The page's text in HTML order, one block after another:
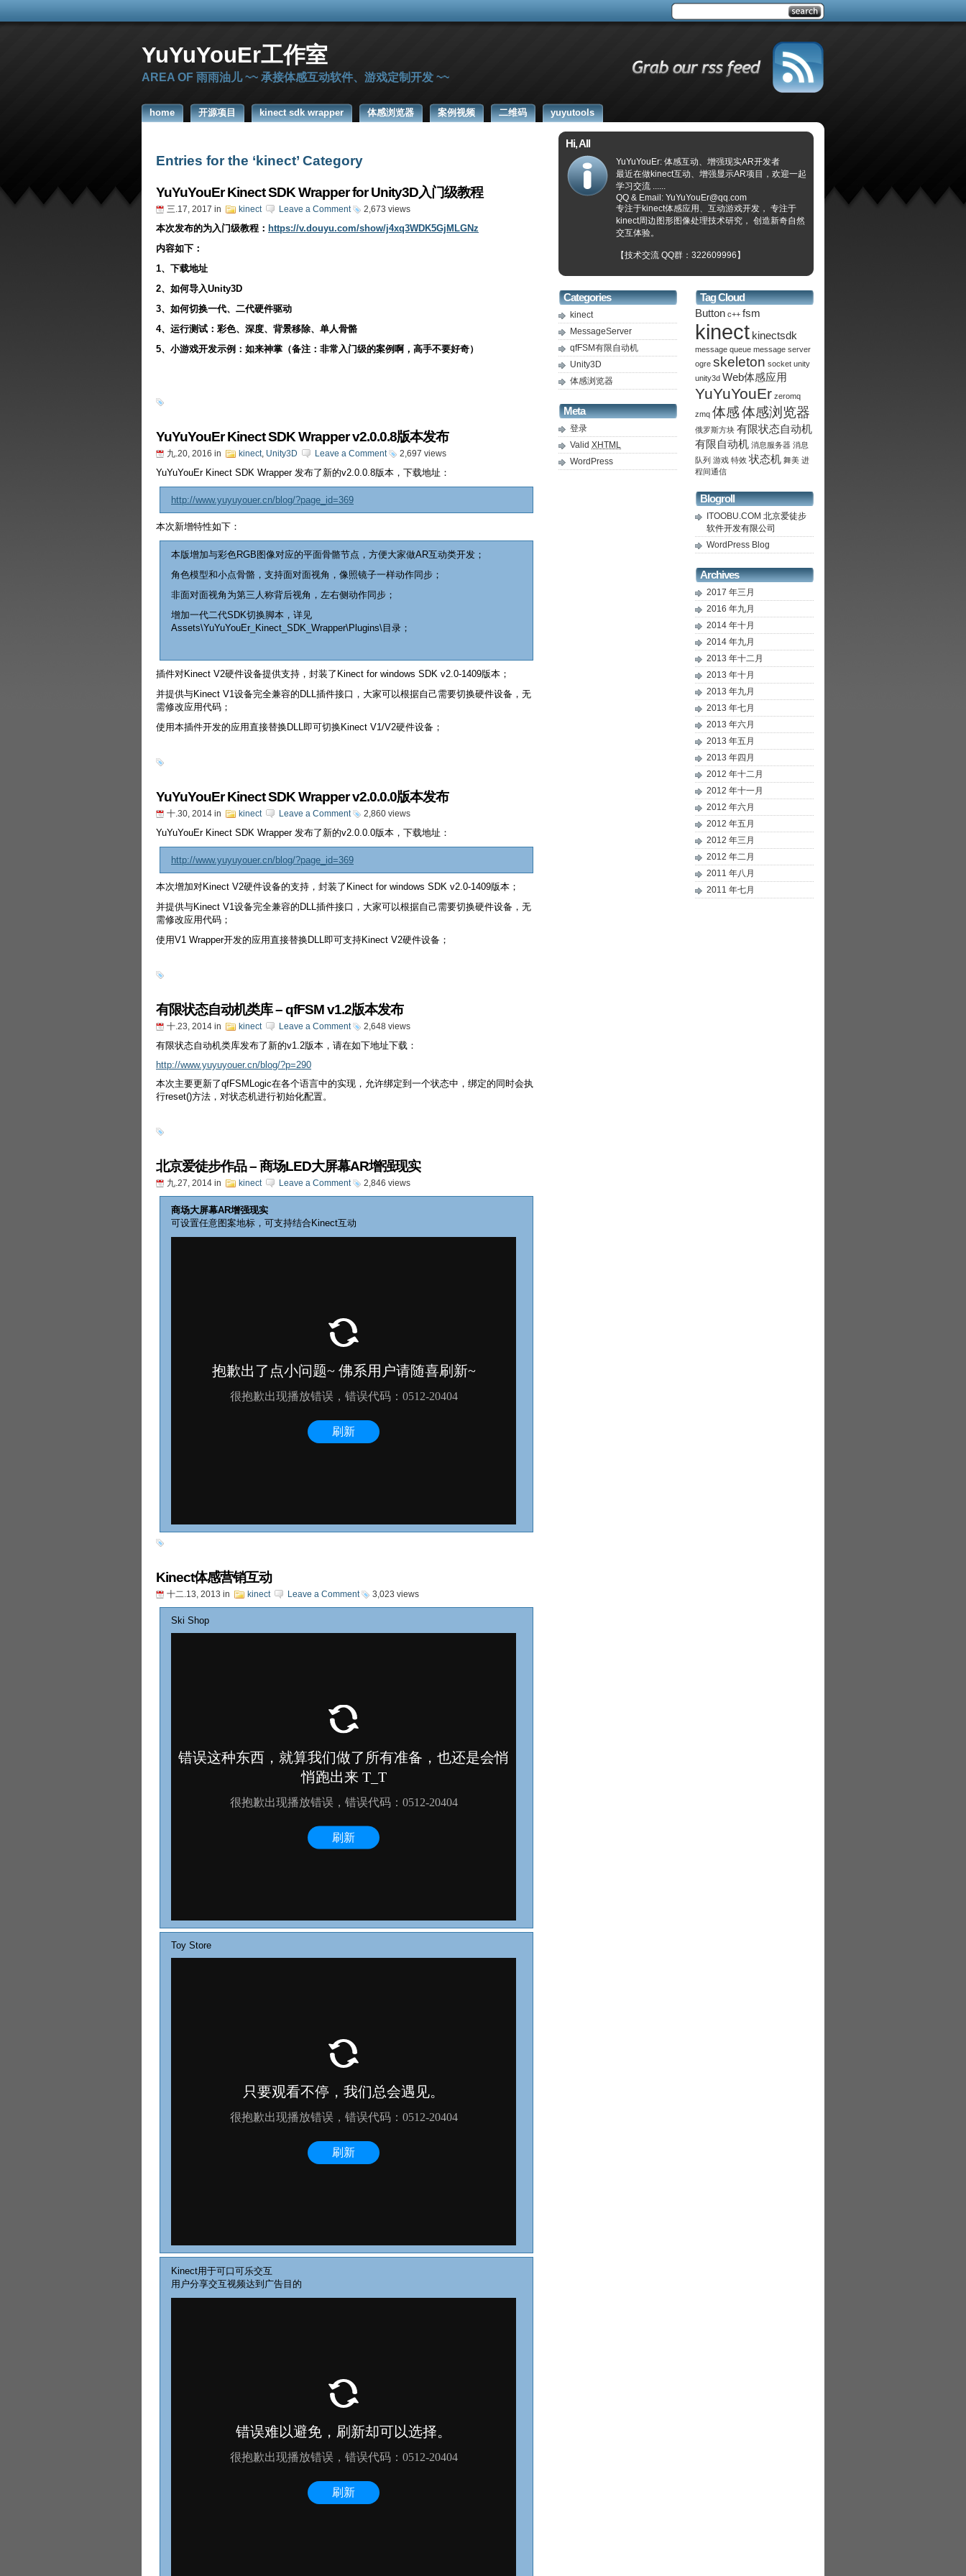
YuYuYouEr工作室
AREA OF 雨雨油儿 ~~ 承接体感互动软件、游戏定制开发 ~~
home 开源项目 kinect sdk wrapper 体感浏览器 案例视频 二维码 yuyutools
Entries for the ‘kinect’ Category
YuYuYouEr Kinect SDK Wrapper for Unity3D入门级教程
三.17, 2017 in kinect Leave a Comment 2,673 views
本次发布的为入门级教程 ： https://v.douyu.com/show/j4xq3WDK5GjMLGNz
内容如下：
1、下载地址
2、如何导入Unity3D
3、如何切换一代、二代硬件驱动
4、运行测试：彩色、深度、背景移除、单人骨骼
5、小游戏开发示例：如来神掌（备注：非常入门级的案例啊，高手不要好奇）
YuYuYouEr Kinect SDK Wrapper v2.0.0.8版本发布
九.20, 2016 in kinect, Unity3D Leave a Comment 2,697 views
YuYuYouEr Kinect SDK Wrapper 发布了新的v2.0.0.8版本，下载地址：
http://www.yuyuyouer.cn/blog/?page_id=369
本次新增特性如下：
本版增加与彩色RGB图像对应的平面骨骼节点，方便大家做AR互动类开发；
角色模型和小点骨骼，支持面对面视角，像照镜子一样动作同步；
非面对面视角为第三人称背后视角，左右侧动作同步；
增加一代二代SDK切换脚本，详见
Assets\YuYuYouEr_Kinect_SDK_Wrapper\Plugins\目录；
插件对Kinect V2硬件设备提供支持，封装了Kinect for windows SDK v2.0-1409版本；
并提供与Kinect V1设备完全兼容的DLL插件接口，大家可以根据自己需要切换硬件设备，无
需修改应用代码；
使用本插件开发的应用直接替换DLL即可切换Kinect V1/V2硬件设备；
YuYuYouEr Kinect SDK Wrapper v2.0.0.0版本发布
十.30, 2014 in kinect Leave a Comment 2,860 views
YuYuYouEr Kinect SDK Wrapper 发布了新的v2.0.0.0版本，下载地址：
http://www.yuyuyouer.cn/blog/?page_id=369
本次增加对Kinect V2硬件设备的支持，封装了Kinect for windows SDK v2.0-1409版本；
并提供与Kinect V1设备完全兼容的DLL插件接口，大家可以根据自己需要切换硬件设备，无
需修改应用代码；
使用V1 Wrapper开发的应用直接替换DLL即可支持Kinect V2硬件设备；
有限状态自动机类库 – qfFSM v1.2版本发布
十.23, 2014 in kinect Leave a Comment 2,648 views
有限状态自动机类库发布了新的v1.2版本，请在如下地址下载：
http://www.yuyuyouer.cn/blog/?p=290
本次主要更新了qfFSMLogic在各个语言中的实现，允许绑定到一个状态中，绑定的同时会执
行reset()方法，对状态机进行初始化配置。
北京爱徒步作品 – 商场LED大屏幕AR增强现实
九.27, 2014 in kinect Leave a Comment 2,846 views
商场大屏幕AR增强现实
可设置任意图案地标，可支持结合Kinect互动
Kinect体感营销互动
十二.13, 2013 in kinect Leave a Comment 3,023 views
Ski Shop
Toy Store
Kinect用于可口可乐交互
用户分享交互视频达到广告目的
Hi, All
YuYuYouEr: 体感互动、增强现实AR开发者
最近在做kinect互动、增强显示AR项目，欢迎一起
学习交流 ......
QQ & Email: YuYuYouEr@qq.com
专注于kinect体感应用、互动游戏开发， 专注于
kinect周边图形图像处理技术研究， 创造新奇自然
交互体验。
【技术交流 QQ群：322609996】
Categories
kinect
MessageServer
qfFSM有限自动机
Unity3D
体感浏览器
Meta
登录
Valid XHTML
WordPress
Tag Cloud
Button c++ fsm
kinect kinectsdk
message queue message server
ogre skeleton socket unity
unity3d Web体感应用
YuYuYouEr zeromq
zmq 体感体感浏览器
俄罗斯方块 有限状态自动机
有限自动机 消息服务器 消息
队列 游戏 特效 状态机 舞美 进
程间通信
Blogroll
ITOOBU.COM 北京爱徒步
软件开发有限公司
WordPress Blog
Archives
2017 年三月
2016 年九月
2014 年十月
2014 年九月
2013 年十二月
2013 年十月
2013 年九月
2013 年七月
2013 年六月
2013 年五月
2013 年四月
2012 年十二月
2012 年十一月
2012 年六月
2012 年五月
2012 年三月
2012 年二月
2011 年八月
2011 年七月